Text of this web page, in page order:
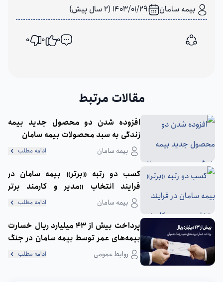
بیمه سامان 1403/01/29 (2 سال پیش)
اشتراک گذاری
0
0
0
مقالات مرتبط
افزوده شدن دو محصول جدید بیمه
زندگی به سبد محصولات بیمه سامان
بیمه سامان ادامه مطلب
کسب دو رتبه «برتر» بیمه سامان در
فرایند انتخاب «مدیر و کارمند برتر
صنعت بیمه در سال 1401»
بیمه سامان ادامه مطلب
پرداخت بیش از 43 میلیارد ریال خسارت
بیمه‌های عمر توسط بیمه سامان در جنگ
تحمیلی
روابط عمومی ادامه مطلب